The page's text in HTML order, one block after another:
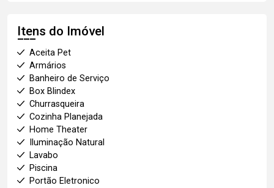
Itens do Imóvel
Aceita Pet
Armários
Banheiro de Serviço
Box Blindex
Churrasqueira
Cozinha Planejada
Home Theater
Iluminação Natural
Lavabo
Piscina
Portão Eletronico